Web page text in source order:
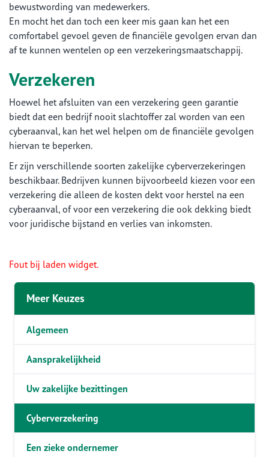
bewustwording van medewerkers.
En mocht het dan toch een keer mis gaan kan het een
comfortabel gevoel geven de financiële gevolgen ervan dan
af te kunnen wentelen op een verzekeringsmaatschappij.
Verzekeren
Hoewel het afsluiten van een verzekering geen garantie
biedt dat een bedrijf nooit slachtoffer zal worden van een
cyberaanval, kan het wel helpen om de financiële gevolgen
hiervan te beperken.
Er zijn verschillende soorten zakelijke cyberverzekeringen
beschikbaar. Bedrijven kunnen bijvoorbeeld kiezen voor een
verzekering die alleen de kosten dekt voor herstel na een
cyberaanval, of voor een verzekering die ook dekking biedt
voor juridische bijstand en verlies van inkomsten.
Fout bij laden widget.
Meer Keuzes
Algemeen
Aansprakelijkheid
Uw zakelijke bezittingen
Cyberverzekering
Een zieke ondernemer